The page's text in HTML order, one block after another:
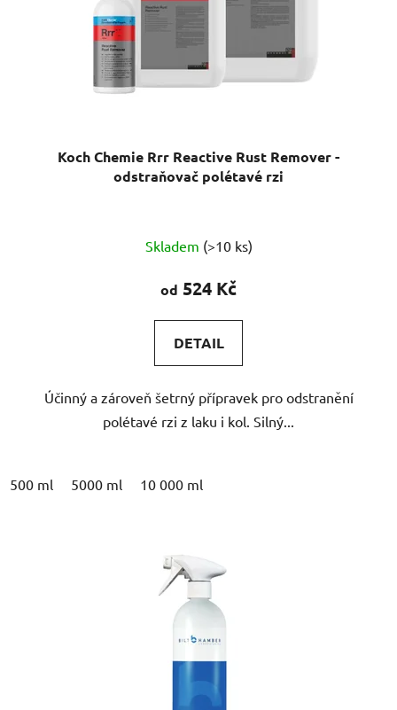
Koch Chemie Rrr Reactive Rust Remover -
odstraňovač polétavé rzi
hodnocení
produktu
5,0
z
hvězdiček.
Skladem (>10 ks)
od 524 Kč
DETAIL
Účinný a zároveň šetrný přípravek pro odstranění
polétavé rzi z laku i kol. Silný...
500 ml 5000 ml 10 000 ml